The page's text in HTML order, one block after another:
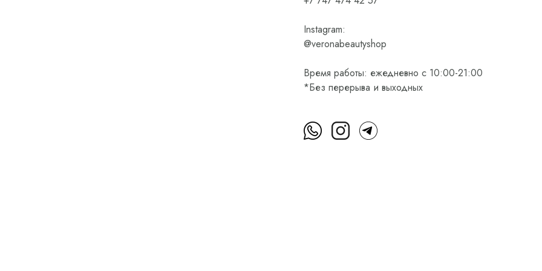
Instagram:
@veronabeautyshop
Время работы: ежедневно с 10:00-21:00
*Без перерыва и выходных